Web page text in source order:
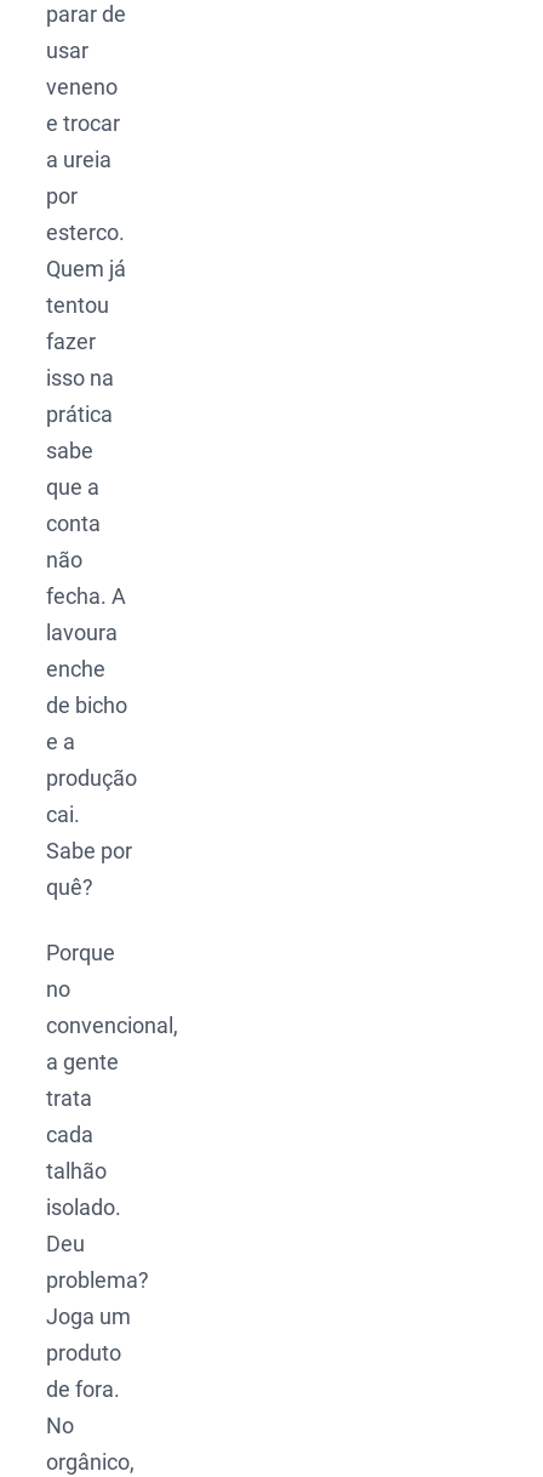
parar de
usar
veneno
e trocar
a ureia
por
esterco.
Quem já
tentou
fazer
isso na
prática
sabe
que a
conta
não
fecha. A
lavoura
enche
de bicho
e a
produção
cai.
Sabe por
quê?
Porque
no
convencional,
a gente
trata
cada
talhão
isolado.
Deu
problema?
Joga um
produto
de fora.
No
orgânico,